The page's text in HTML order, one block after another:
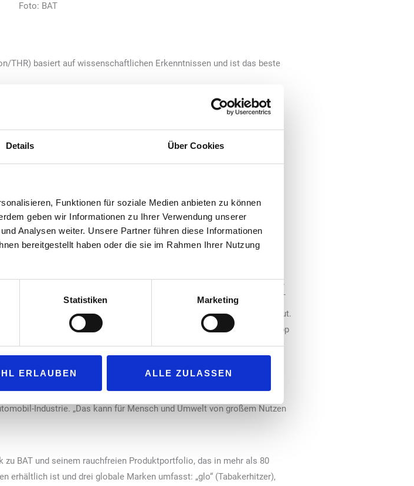
Details Über Cookies
Funktionen für soziale Medien anbieten zu können
geben wir Informationen zu Ihrer Verwendung unserer
Analysen weiter. Unsere Partner führen diese Informationen
bereitgestellt haben oder die sie im Rahmen Ihrer Nutzung
Statistiken Marketing
ERLAUBEN ALLE ZULASSEN
Foto: BAT
THR) basiert auf wissenschaftlichen Erkenntnissen und ist das beste
sondern THR vorantreiben.
rauchfreie Alternativen haben und die Möglichkeit, daraus
Markt sind entscheidend bei der THR-Umsetzung.
wissenschaftlicher Studien“ sowie der Forschungsergebnisse von BAT.
Gesundheitsrisiko senken können. Außerdem erklärt „Omni“, was BAT
den Weg in eine „bessere Zukunft“ vorstellt und was es dafür tut.
seiner Karriere als Management-Trainee zurück. „Damals, vor knapp
heute.“ Ein Konzern, der sein Geld ausschließlich mit konventionellen
vor zehn Jahren in Großbritannien und USA seine ersten rauchfreien
Wort beschreiben sollte, würde ich den Begriff ,Transformation‘
Branchen, die ihr Geschäft ebenfalls auf Produkte ohne Verbrennung
Industrie. „Das kann für Mensch und Umwelt von großem Nutzen
zu BAT und seinem rauchfreien Produktportfolio, das in mehr als 80
erhältlich ist und drei globale Marken umfasst: „glo“ (Tabakerhitzer),